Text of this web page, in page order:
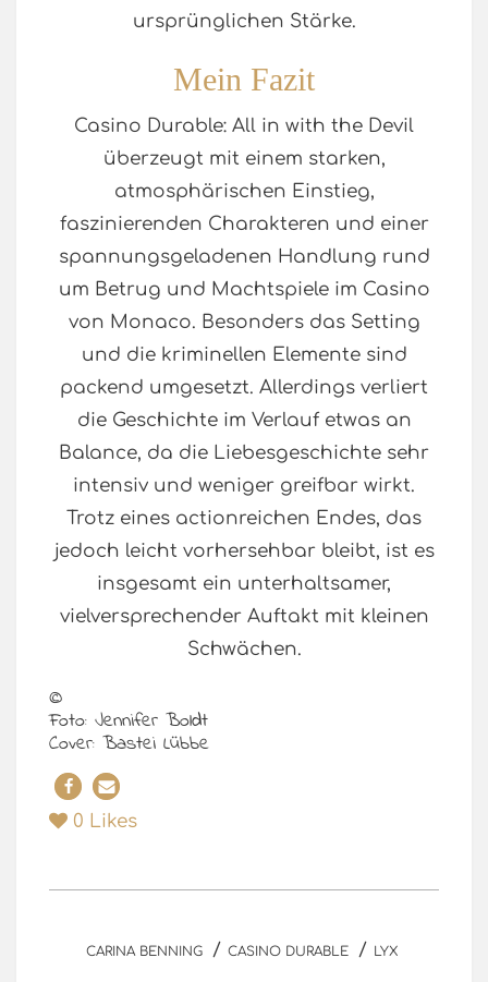
ursprünglichen Stärke.
Mein Fazit
Casino Durable: All in with the Devil
überzeugt mit einem starken,
atmosphärischen Einstieg,
faszinierenden Charakteren und einer
spannungsgeladenen Handlung rund
um Betrug und Machtspiele im Casino
von Monaco. Besonders das Setting
und die kriminellen Elemente sind
packend umgesetzt. Allerdings verliert
die Geschichte im Verlauf etwas an
Balance, da die Liebesgeschichte sehr
intensiv und weniger greifbar wirkt.
Trotz eines actionreichen Endes, das
jedoch leicht vorhersehbar bleibt, ist es
insgesamt ein unterhaltsamer,
vielversprechender Auftakt mit kleinen
Schwächen.
©
Foto: Jennifer Boldt
Cover: Bastei Lübbe
0 Likes
CARINA BENNING / CASINO DURABLE / LYX